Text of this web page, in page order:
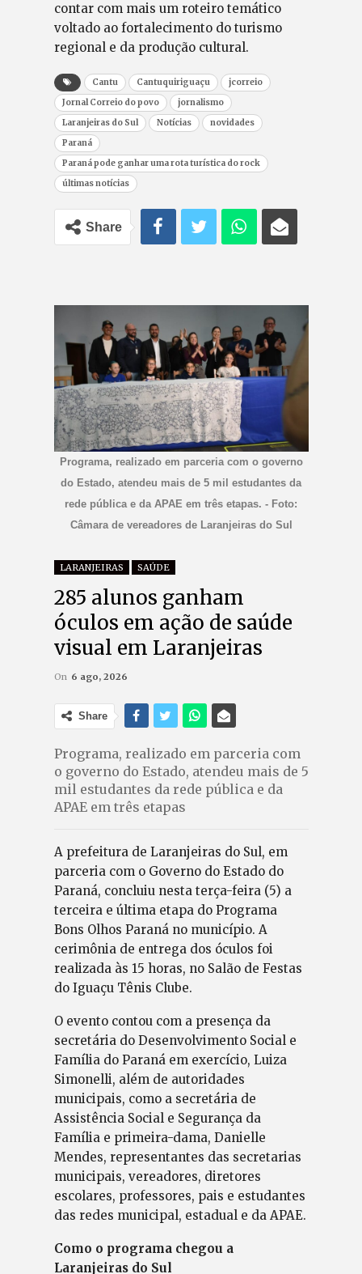
contar com mais um roteiro temático
voltado ao fortalecimento do turismo
regional e da produção cultural.
Cantu Cantuquiriguaçu
jcorreio
Jornal Correio do povo
jornalismo
Laranjeiras do Sul
Notícias
novidades
Paraná
Paraná pode ganhar uma rota turística do rock
últimas notícias
Share
Programa, realizado em parceria com o governo
do Estado, atendeu mais de 5 mil estudantes da
rede pública e da APAE em três etapas. - Foto:
Câmara de vereadores de Laranjeiras do Sul
LARANJEIRAS SAÚDE
285 alunos ganham
óculos em ação de saúde
visual em Laranjeiras
On 6 ago, 2026
Share
Programa, realizado em parceria com
o governo do Estado, atendeu mais de 5
mil estudantes da rede pública e da
APAE em três etapas
A prefeitura de Laranjeiras do Sul, em
parceria com o Governo do Estado do
Paraná, concluiu nesta terça-feira (5) a
terceira e última etapa do Programa
Bons Olhos Paraná no município. A
cerimônia de entrega dos óculos foi
realizada às 15 horas, no Salão de Festas
do Iguaçu Tênis Clube.
O evento contou com a presença da
secretária do Desenvolvimento Social e
Família do Paraná em exercício, Luiza
Simonelli, além de autoridades
municipais, como a secretária de
Assistência Social e Segurança da
Família e primeira-dama, Danielle
Mendes, representantes das secretarias
municipais, vereadores, diretores
escolares, professores, pais e estudantes
das redes municipal, estadual e da APAE.
Como o programa chegou a
Laranjeiras do Sul